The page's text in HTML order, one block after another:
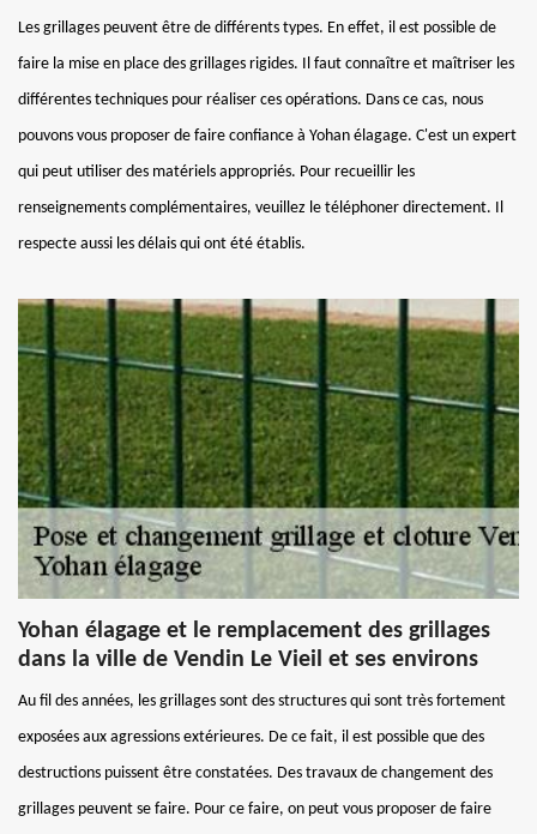
Les grillages peuvent être de différents types. En effet, il est possible de
faire la mise en place des grillages rigides. Il faut connaître et maîtriser les
différentes techniques pour réaliser ces opérations. Dans ce cas, nous
pouvons vous proposer de faire confiance à Yohan élagage. C'est un expert
qui peut utiliser des matériels appropriés. Pour recueillir les
renseignements complémentaires, veuillez le téléphoner directement. Il
respecte aussi les délais qui ont été établis.
Yohan élagage et le remplacement des grillages
dans la ville de Vendin Le Vieil et ses environs
Au fil des années, les grillages sont des structures qui sont très fortement
exposées aux agressions extérieures. De ce fait, il est possible que des
destructions puissent être constatées. Des travaux de changement des
grillages peuvent se faire. Pour ce faire, on peut vous proposer de faire